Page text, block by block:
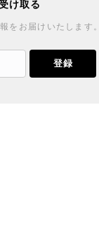
け取る
をお届けいたします。
登録